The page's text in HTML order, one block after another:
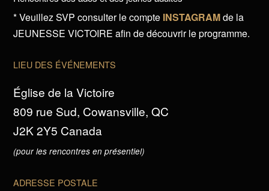
* Veuillez SVP consulter le compte INSTAGRAMde la
JEUNESSE VICTOIRE afin de découvrir le programme.
LIEU DES ÉVÉNEMENTS
Église de la Victoire
809 rue Sud, Cowansville, QC
J2K 2Y5 Canada
(pour les rencontres en présentiel)
ADRESSE POSTALE